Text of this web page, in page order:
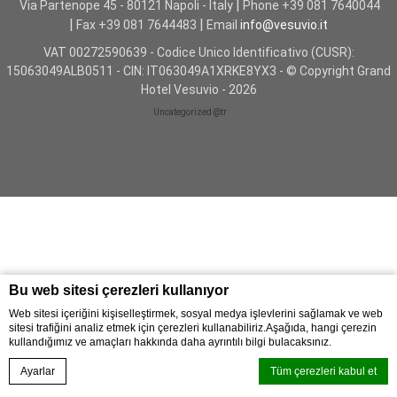
Bu web sitesi çerezleri kullanıyor
Web sitesi içeriğini kişiselleştirmek, sosyal medya işlevlerini sağlamak ve web
sitesi trafiğini analiz etmek için çerezleri kullanabiliriz.Aşağıda, hangi çerezin
kullandığımız ve amaçları hakkında daha ayrıntılı bilgi bulacaksınız.
Ayarlar Tüm çerezleri kabul et
GALERI
Neredeyiz
Via Partenope 45 - 80121 Napoli - Italy Phone +39 081 7640044
Fax +39 081 7644483 Email info@vesuvio.it
VAT 00272590639 - Codice Unico Identificativo (CUSR):
15063049ALB0511 - CIN: IT063049A1XRKE8YX3 - © Copyright Grand
Hotel Vesuvio - 2026
Uncategorized @tr